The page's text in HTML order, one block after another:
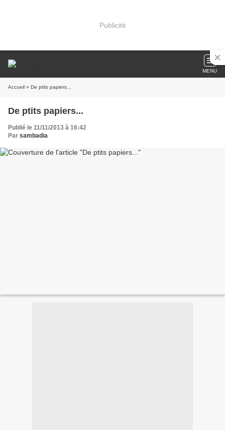
Publicité
MENU
Accueil » De ptits papiers...
De ptits papiers...
Publié le 11/11/2013 à 16:42
Par sambadia